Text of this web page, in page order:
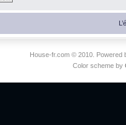
House-fr.com © 2010. Powered
Color scheme by